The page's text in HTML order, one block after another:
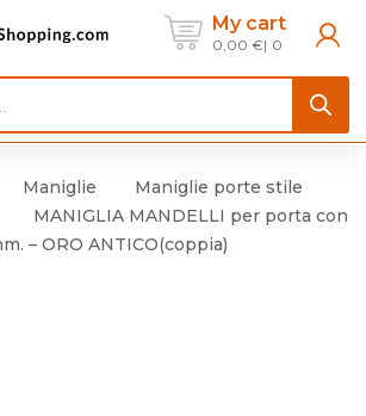
My cart
0,00 € 0
Maniglie
Maniglie porte stile
MANIGLIA MANDELLI per porta con
– ORO ANTICO(coppia)